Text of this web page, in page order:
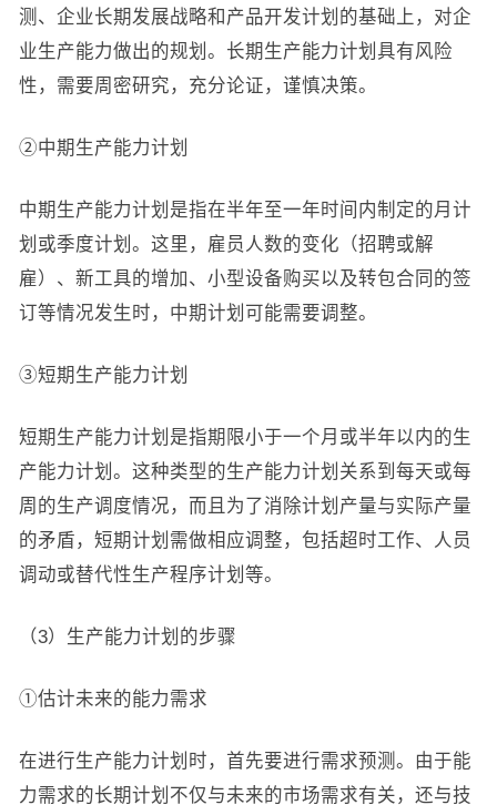
测、企业长期发展战略和产品开发计划的基础上，对企
业生产能力做出的规划。长期生产能力计划具有风险
性，需要周密研究，充分论证，谨慎决策。
②中期生产能力计划
中期生产能力计划是指在半年至一年时间内制定的月计
划或季度计划。这里，雇员人数的变化（招聘或解
雇）、新工具的增加、小型设备购买以及转包合同的签
订等情况发生时，中期计划可能需要调整。
③短期生产能力计划
短期生产能力计划是指期限小于一个月或半年以内的生
产能力计划。这种类型的生产能力计划关系到每天或每
周的生产调度情况，而且为了消除计划产量与实际产量
的矛盾，短期计划需做相应调整，包括超时工作、人员
调动或替代性生产程序计划等。
（3）生产能力计划的步骤
①估计未来的能力需求
在进行生产能力计划时，首先要进行需求预测。由于能
力需求的长期计划不仅与未来的市场需求有关，还与技